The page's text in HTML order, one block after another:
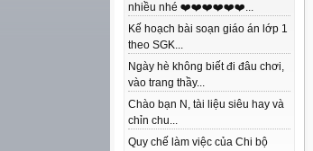
nhiều nhé ❤️❤️❤️❤️❤️❤️...
Kế hoạch bài soạn giáo án lớp 1
theo SGK...
Ngày hè không biết đi đâu chơi,
vào trang thầy...
Chào bạn N, tài liệu siêu hay và
chỉn chu...
Quy chế làm việc của Chi bộ